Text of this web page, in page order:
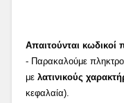
Απαιτούνται κωδικοί
- Παρακαλούμε
με λατινικούς
κεφαλαία).